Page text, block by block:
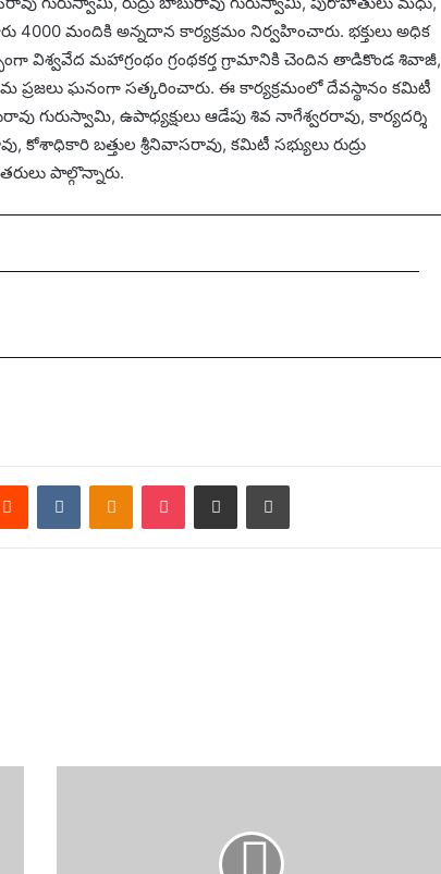
మందికి అన్నదాన కార్యక్రమం నిర్వహించారు. భక్తులు అధిక
విశ్వవేద మహాగ్రంథం గ్రంథకర్త గ్రామానికి చెందిన తాడికొండ శివాజీ,
ప్రజలు ఘనంగా సత్కరించారు. ఈ కార్యక్రమంలో దేవస్థానం కమిటీ
గురుస్వామి, ఉపాధ్యక్షులు ఆడేపు శివ నాగేశ్వరరావు, కార్యదర్శి
కోశాధికారి బత్తుల శ్రీనివాసరావు, కమిటీ సభ్యులు రుద్రు
పాల్గొన్నారు.
Reddit VKontakteOdnoklassniki
Pocket Share via Email Print